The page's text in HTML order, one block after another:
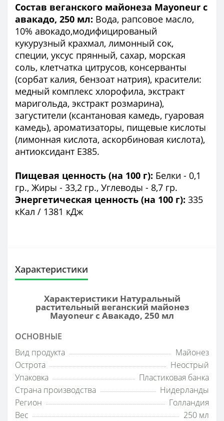
Состав веганского майонеза Mayoneur с
авакадо, 250 мл: Вода, рапсовое масло,
10% авокадо,модифицированый
кукурузный крахмал, лимонный сок,
специи, уксус прянный, сахар, морская
соль, клетчатка цитрусов, консерванты
(сорбат калия, бензоат натрия), красители:
медный комплекс хлорофила, экстракт
маригольда, экстракт розмарина),
загустители (ксантановая камедь, гуаровая
камедь), ароматизаторы, пищевые кислоты
(лимонная кислота, аскорбиновая кислота),
антиоксидант Е385.
Пищевая ценность (на 100 г): Белки - 0,1
гр., Жиры - 33,2 гр., Углеводы - 8,7 гр.
Энергетическая ценность (на 100 г): 335
кКал / 1381 кДж
Характеристики
Характеристики Натуральный
растительный веганский майонез
Mayoneur с Авакадо, 250 мл
ОСНОВНЫЕ
Вид продукта
Майонез
Острота
Неострый
Упаковка
Пластиковая банка
Страна производства
Нидерланды
Регион
Голландия
Вес
250 мл